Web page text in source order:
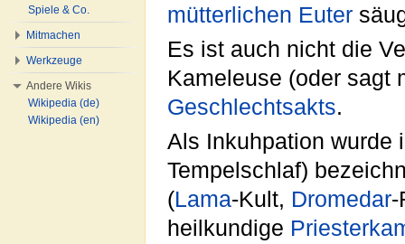
mütterlichen Euter
Es ist auch nicht die
Kameleuse (oder sagt
Geschlechtsakts.
Als Inkuhpation wurde
Tempelschlaf)
(Lama-Kult, Dromedar-
heilkundige
Spiele & Co.
Mitmachen
Werkzeuge
Andere Wikis
Wikipedia (de)
Wikipedia (en)